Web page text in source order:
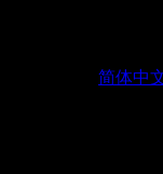
简体中